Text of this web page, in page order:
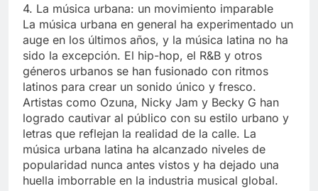
4. La música urbana: un movimiento imparable
La música urbana en general ha experimentado un
auge en los últimos años, y la música latina no ha
sido la excepción. El hip-hop, el R&B y otros
géneros urbanos se han fusionado con ritmos
latinos para crear un sonido único y fresco.
Artistas como Ozuna, Nicky Jam y Becky G han
logrado cautivar al público con su estilo urbano y
letras que reflejan la realidad de la calle. La
música urbana latina ha alcanzado niveles de
popularidad nunca antes vistos y ha dejado una
huella imborrable en la industria musical global.